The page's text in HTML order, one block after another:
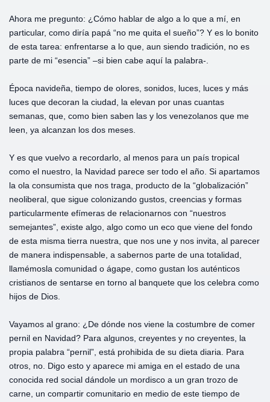
Ahora me pregunto: ¿Cómo hablar de algo a lo que a mí, en
particular, como diría papá “no me quita el sueño”? Y es lo bonito
de esta tarea: enfrentarse a lo que, aun siendo tradición, no es
parte de mi “esencia” –si bien cabe aquí la palabra-.
Época navideña, tiempo de olores, sonidos, luces, luces y más
luces que decoran la ciudad, la elevan por unas cuantas
semanas, que, como bien saben las y los venezolanos que me
leen, ya alcanzan los dos meses.
Y es que vuelvo a recordarlo, al menos para un país tropical
como el nuestro, la Navidad parece ser todo el año. Si apartamos
la ola consumista que nos traga, producto de la “globalización”
neoliberal, que sigue colonizando gustos, creencias y formas
particularmente efímeras de relacionarnos con “nuestros
semejantes”, existe algo, algo como un eco que viene del fondo
de esta misma tierra nuestra, que nos une y nos invita, al parecer
de manera indispensable, a sabernos parte de una totalidad,
llamémosla comunidad o ágape, como gustan los auténticos
cristianos de sentarse en torno al banquete que los celebra como
hijos de Dios.
Vayamos al grano: ¿De dónde nos viene la costumbre de comer
pernil en Navidad? Para algunos, creyentes y no creyentes, la
propia palabra “pernil”, está prohibida de su dieta diaria. Para
otros, no. Digo esto y aparece mi amiga en el estado de una
conocida red social dándole un mordisco a un gran trozo de
carne, un compartir comunitario en medio de este tiempo de